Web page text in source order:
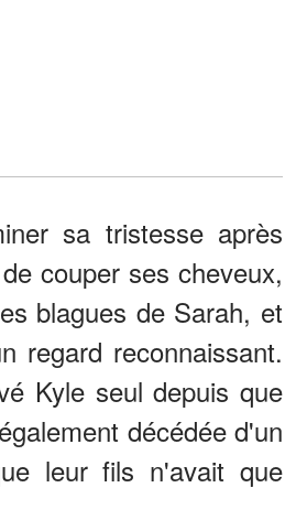
sa tristesse après
couper ses cheveux,
blagues de Sarah, et
regard reconnaissant.
Kyle seul depuis que
décédée d'un
leur fils n'avait que